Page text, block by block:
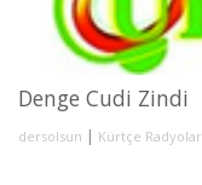
Denge Cudi Zindi
dersolsun | Kürtçe Radyolar